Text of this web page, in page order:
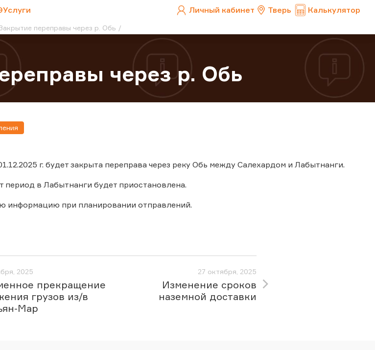
Услуги Личный кабинет Тверь Калькулятор
переправы через р. Обь
через р. Обь
г. будет закрыта переправа через реку Обь между Салехардом и Лабытнанги.
период в Лабытнанги будет приостановлена.
информацию при планировании отправлений.
2025
прекращение
грузов из/в
Мар
27 октября, 2025
Изменение сроков
наземной доставки